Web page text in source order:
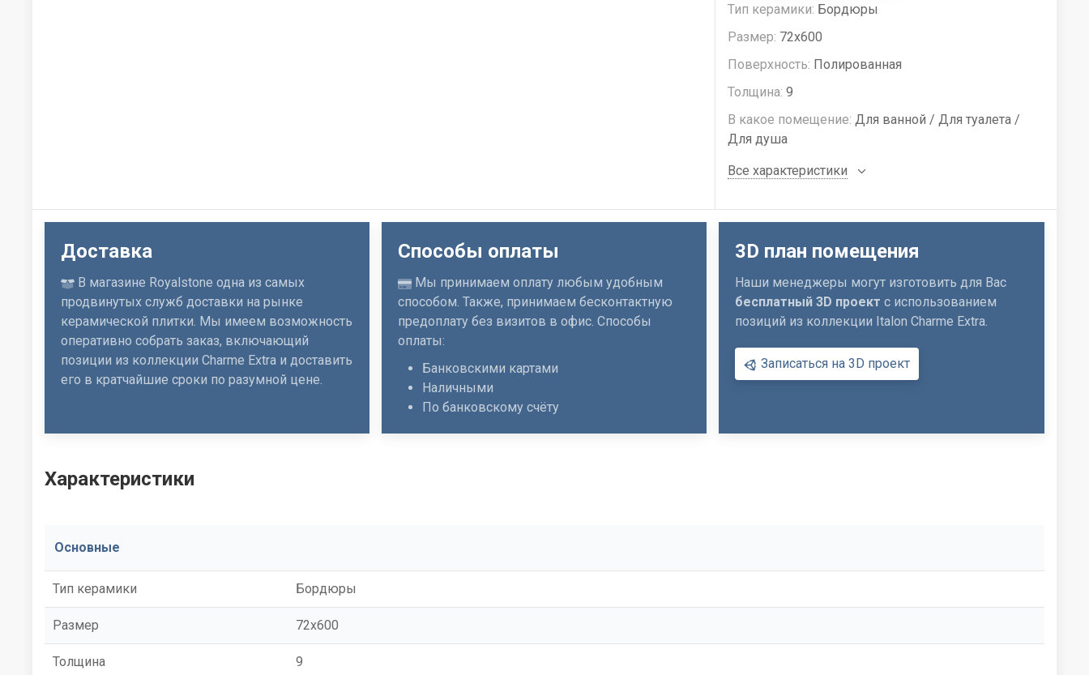
Тип керамики: Бордюры
Размер: 72x600
Поверхность: Полированная
Толщина: 9
В какое помещение: Для ванной / Для туалета /
Для душа
Все характеристики
Доставка
В магазине Royalstone одна из самых
продвинутых служб доставки на рынке
керамической плитки. Мы имеем возможность
оперативно собрать заказ, включающий
позиции из коллекции Charme Extra и доставить
его в кратчайшие сроки по разумной цене.
Способы оплаты
Мы принимаем оплату любым удобным
способом. Также, принимаем бесконтактную
предоплату без визитов в офис. Способы
оплаты:
Банковскими картами
Наличными
По банковскому счёту
3D план помещения
Наши менеджеры могут изготовить для Вас
бесплатный 3D проект с использованием
позиций из коллекции Italon Charme Extra.
Записаться на 3D проект
Характеристики
Основные
Тип керамики Бордюры
Размер 72x600
Толщина 9